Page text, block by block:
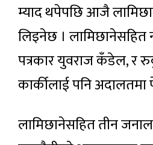
म्याद थपेपछि आजै
लिइनेछ । लामिछानेसहित
पत्रकार युवराज कँडेल, र
कार्कीलाई पनि अदालतमा
लामिछानेसहित तीन